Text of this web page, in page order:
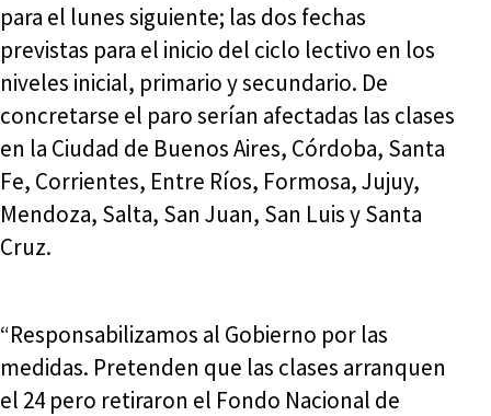
para el lunes siguiente; las dos fechas
previstas para el inicio del ciclo lectivo en los
niveles inicial, primario y secundario. De
concretarse el paro serían afectadas las clases
en la Ciudad de Buenos Aires, Córdoba, Santa
Fe, Corrientes, Entre Ríos, Formosa, Jujuy,
Mendoza, Salta, San Juan, San Luis y Santa
Cruz.
“Responsabilizamos al Gobierno por las
medidas. Pretenden que las clases arranquen
el 24 pero retiraron el Fondo Nacional de